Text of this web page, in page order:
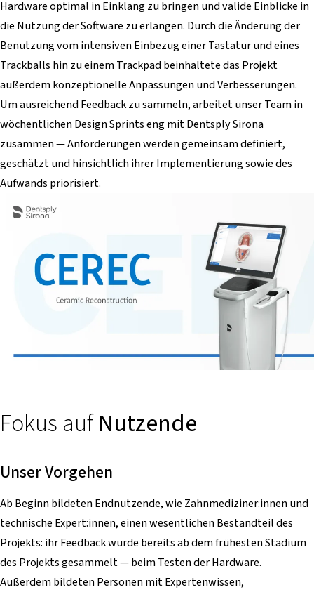
Hardware optimal in Einklang zu bringen und valide Einblicke in
die Nutzung der Software zu erlangen. Durch die Änderung der
Benutzung vom intensiven Einbezug einer Tastatur und eines
Trackballs hin zu einem Trackpad beinhaltete das Projekt
außerdem konzeptionelle Anpassungen und Verbesserungen.
Um ausreichend Feedback zu sammeln, arbeitet unser Team in
wöchentlichen Design Sprints eng mit Dentsply Sirona
zusammen — Anforderungen werden gemeinsam definiert,
geschätzt und hinsichtlich ihrer Implementierung sowie des
Aufwands priorisiert.
Fokus aufNutzende
Unser Vorgehen
Ab Beginn bildeten Endnutzende, wie Zahnmediziner:innen und
technische Expert:innen, einen wesentlichen Bestandteil des
Projekts: ihr Feedback wurde bereits ab dem frühesten Stadium
des Projekts gesammelt — beim Testen der Hardware.
Außerdem bildeten Personen mit Expertenwissen,